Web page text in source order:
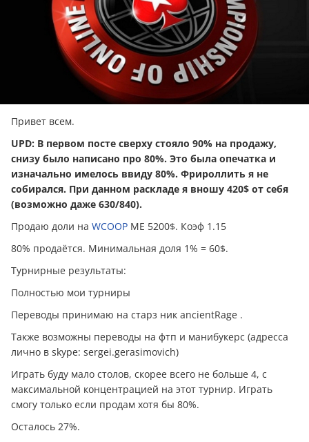
Привет всем.
UPD: В первом посте сверху стояло 90% на продажу,
снизу было написано про 80%. Это была опечатка и
изначально имелось ввиду 80%. Фрироллить я не
собирался. При данном раскладе я вношу 420$ от себя
(возможно даже 630/840).
Продаю доли на WCOOP ME 5200$. Коэф 1.15
80% продаётся. Минимальная доля 1% = 60$.
Турнирные результаты:
Полностью мои турниры
Пepевoды принимаю на старз ник ancientRage .
Также возможны пepевoды на фтп и манибукерс (адресса
лично в skype: sergei.gerasimovich)
Играть буду мало столов, скорее всего не больше 4, с
максимальной концентрацией на этот турнир. Играть
смогу только если продам хотя бы 80%.
Осталось 27%.